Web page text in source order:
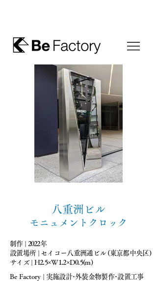
八重洲ビル
モニュメントクロック
制作 | 2022年
設置場所 | セイコー八重洲通ビル (東京都中央区)
サイズ | H2.5×W1.2×D0.5(m)
Be Factory | 実施設計･外装金物製作･設置工事